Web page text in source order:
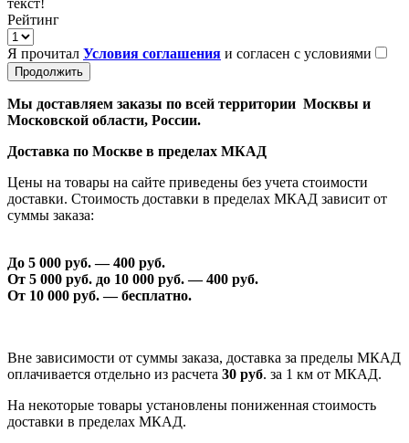
Рейтинг
Я прочитал Условия соглашения и согласен с условиями
Продолжить
Мы доставляем заказы по всей территории Москвы и
Московской области, России.
Доставка по Москве в пределах МКАД
Цены на товары на сайте приведены без учета стоимости
доставки. Стоимость доставки в пределах МКАД зависит от
суммы заказа:
До 5 000 руб. —400 руб.
От 5 000 руб. до 10 000 руб. —400 руб.
От 10 000 руб. — бесплатно.
Вне зависимости от суммы заказа, доставка за пределы МКАД
оплачивается отдельно из расчета 30 руб. за 1 км от МКАД.
На некоторые товары установлены пониженная стоимость
доставки в пределах МКАД.